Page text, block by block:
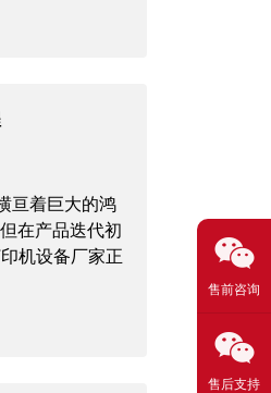
亘着巨大的鸿
在产品迭代初
机设备厂家正
售前咨询
售后支持